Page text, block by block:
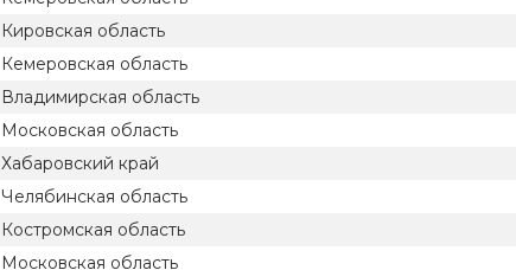
Кировская область
Кемеровская область
Владимирская область
Московская область
Хабаровский край
Челябинская область
Костромская область
Московская область